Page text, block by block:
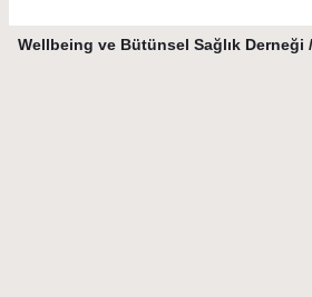
Wellbeing ve Bütünsel Sağlık Derneği